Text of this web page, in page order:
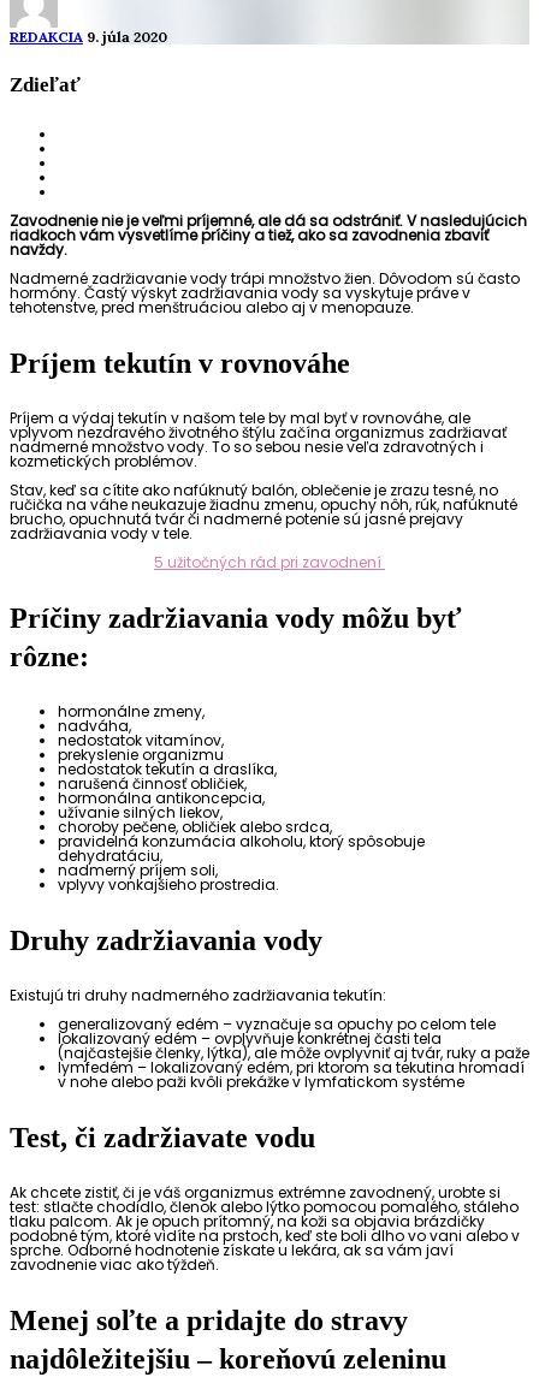
REDAKCIA 9. júla 2020
Zdieľať
Zavodnenie nie je veľmi príjemné, ale dá sa odstrániť. V nasledujúcich
riadkoch vám vysvetlíme príčiny a tiež, ako sa zavodnenia zbaviť
navždy.
Nadmerné zadržiavanie vody trápi množstvo žien. Dôvodom sú často
hormóny. Častý výskyt zadržiavania vody sa vyskytuje práve v
tehotenstve, pred menštruáciou alebo aj v menopauze.
Príjem tekutín v rovnováhe
Príjem a výdaj tekutín v našom tele by mal byť v rovnováhe, ale
vplyvom nezdravého životného štýlu začína organizmus zadržiavať
nadmerné množstvo vody. To so sebou nesie veľa zdravotných i
kozmetických problémov.
Stav, keď sa cítite ako nafúknutý balón, oblečenie je zrazu tesné, no
ručička na váhe neukazuje žiadnu zmenu, opuchy nôh, rúk, nafúknuté
brucho, opuchnutá tvár či nadmerné potenie sú jasné prejavy
zadržiavania vody v tele.
5 užitočných rád pri zavodnení
Príčiny zadržiavania vody môžu byť
rôzne:
hormonálne zmeny,
nadváha,
nedostatok vitamínov,
prekyslenie organizmu
nedostatok tekutín a draslíka,
narušená činnosť obličiek,
hormonálna antikoncepcia,
užívanie silných liekov,
choroby pečene, obličiek alebo srdca,
pravidelná konzumácia alkoholu, ktorý spôsobuje
dehydratáciu,
nadmerný príjem soli,
vplyvy vonkajšieho prostredia.
Druhy zadržiavania vody
Existujú tri druhy nadmerného zadržiavania tekutín:
generalizovaný edém – vyznačuje sa opuchy po celom tele
lokalizovaný edém – ovplyvňuje konkrétnej časti tela
(najčastejšie členky, lýtka), ale môže ovplyvniť aj tvár, ruky a paže
lymfedém – lokalizovaný edém, pri ktorom sa tekutina hromadí
v nohe alebo paži kvôli prekážke v lymfatickom systéme
Test, či zadržiavate vodu
Ak chcete zistiť, či je váš organizmus extrémne zavodnený, urobte si
test: stlačte chodidlo, členok alebo lýtko pomocou pomalého, stáleho
tlaku palcom. Ak je opuch prítomný, na koži sa objavia brázdičky
podobné tým, ktoré vidíte na prstoch, keď ste boli dlho vo vani alebo v
sprche. Odborné hodnotenie získate u lekára, ak sa vám javí
zavodnenie viac ako týždeň.
Menej soľte a pridajte do stravy
najdôležitejšiu – koreňovú zeleninu